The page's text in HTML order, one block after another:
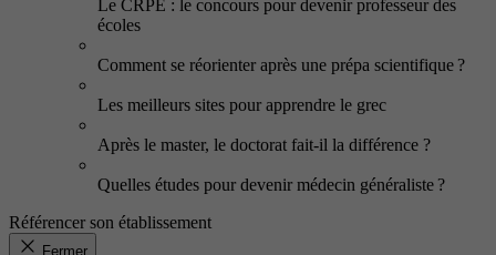
Le CRPE : le concours pour devenir professeur des
écoles
Comment se réorienter après une prépa scientifique ?
Les meilleurs sites pour apprendre le grec
Après le master, le doctorat fait-il la différence ?
Quelles études pour devenir médecin généraliste ?
Référencer son établissement
Fermer